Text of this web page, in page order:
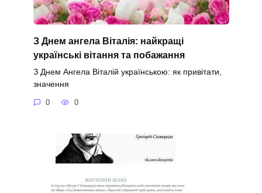
З Днем ангела Віталія: найкращі
українські вітання та побажання
З Днем Ангела Віталій українською: як привітати,
значення
0 0